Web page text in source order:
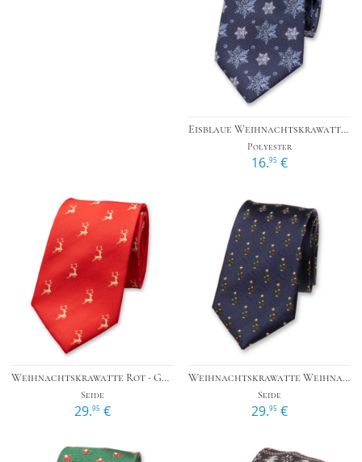
Eisblaue Weihnachtskrawatte – Schneeflocken
Polyester
16.95 €
Weihnachtskrawatte Rot - Goldenes Rentier
Seide
29.95 €
Weihnachtskrawatte Weihnachtsbaum
Seide
29.95 €